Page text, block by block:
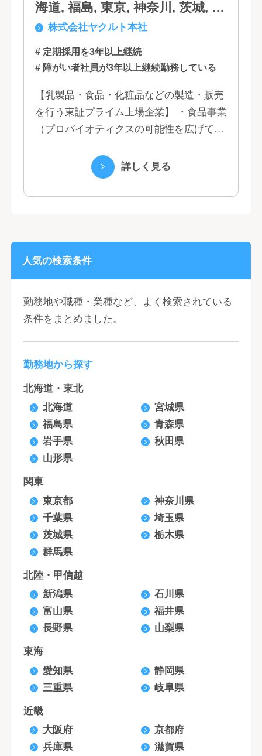
海道, 福島, 東京, 神奈川, 茨城, 静
岡, 大阪, 兵庫, 福岡, 佐賀
株式会社ヤクルト本社
# 定期採用を3年以上継続
# 障がい者社員が3年以上継続勤務している
【乳製品・食品・化粧品などの製造・販売
を行う東証プライム上場企業】 ・食品事業
（プロバイオティクスの可能性を広げてい
る優れた機能性飲料） ・国際事業（40の
詳しく見る
人気の検索条件
勤務地や職種・業種など、よく検索されている
条件をまとめました。
勤務地から探す
北海道・東北
北海道
宮城県
福島県
青森県
岩手県
秋田県
山形県
関東
東京都
神奈川県
千葉県
埼玉県
茨城県
栃木県
群馬県
北陸・甲信越
新潟県
石川県
富山県
福井県
長野県
山梨県
東海
愛知県
静岡県
三重県
岐阜県
近畿
大阪府
京都府
兵庫県
滋賀県